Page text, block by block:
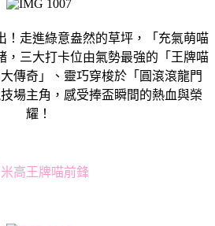
！走進綠意盎然的草坪，「充氣萌喵
，三大打卡位由氣勢最強的「王牌喵
傳奇」、靈巧穿梭於「圓滾滾龍門
場主角，感受捧盃瞬間的熱血與榮
耀！
米高王牌喵前鋒